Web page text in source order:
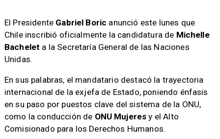
El Presidente Gabriel Boric anunció este lunes que
Chile inscribió oficialmente la candidatura de Michelle
Bachelet a la Secretaría General de las Naciones
Unidas.
En sus palabras, el mandatario destacó la trayectoria
internacional de la exjefa de Estado, poniendo énfasis
en su paso por puestos clave del sistema de la ONU,
como la conducción de ONU Mujeres y el Alto
Comisionado para los Derechos Humanos.